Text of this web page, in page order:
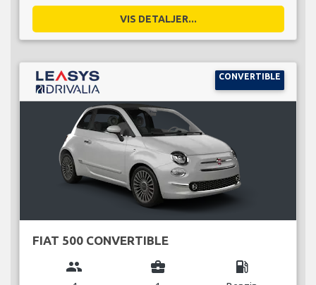
VIS DETALJER...
CONVERTIBLE
FIAT 500 CONVERTIBLE
group business_center local_gas_station